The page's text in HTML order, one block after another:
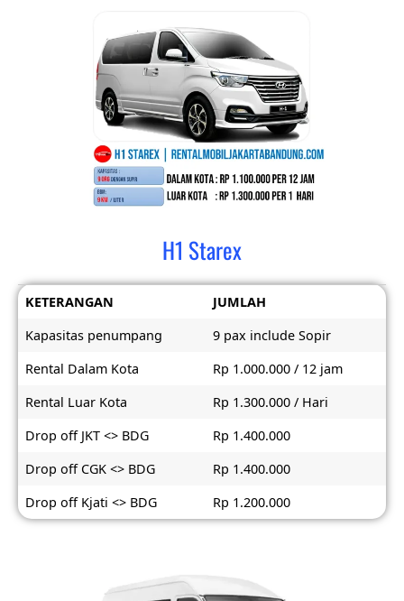
H1 Starex
KETERANGAN
JUMLAH
Kapasitas penumpang
9 pax include Sopir
Rental Dalam Kota
Rp 1.000.000 / 12 jam
Rental Luar Kota
Rp 1.300.000 / Hari
Drop off JKT <> BDG
Rp 1.400.000
Drop off CGK <> BDG
Rp 1.400.000
Drop off Kjati <> BDG
Rp 1.200.000